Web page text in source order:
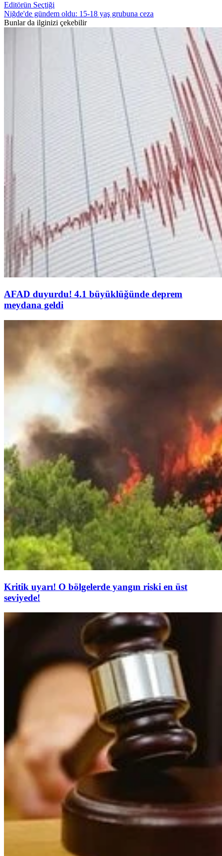
Editörün Seçtiği
Niğde'de gündem oldu: 15-18 yaş grubuna ceza
Bunlar da ilginizi çekebilir
AFAD duyurdu! 4.1 büyüklüğünde deprem
meydana geldi
Kritik uyarı! O bölgelerde yangın riski en üst
seviyede!